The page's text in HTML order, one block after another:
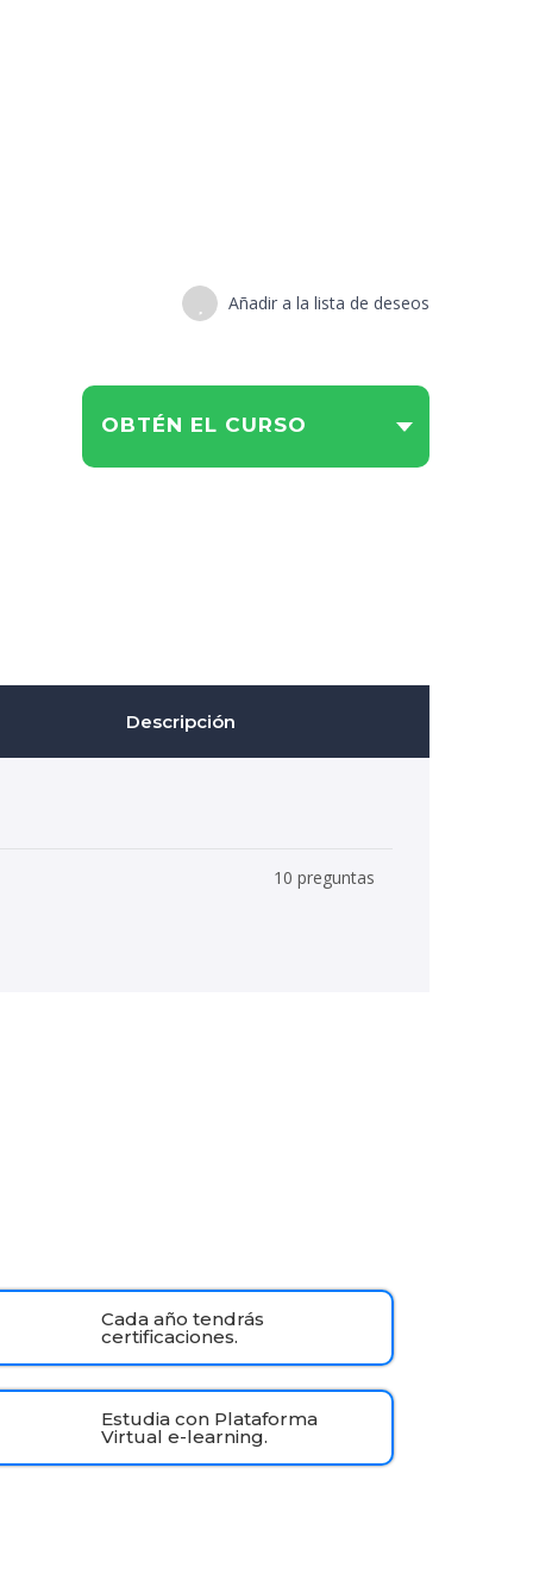
Añadir a la lista de deseos
OBTÉN EL CURSO
Descripción
10 preguntas
Cada año tendrás
certificaciones.
Estudia con Plataforma
Virtual e-learning.